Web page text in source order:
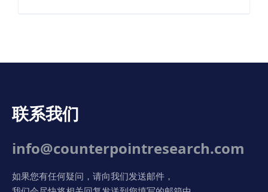
联系我们
info@counterpointresearch.com
如果您有任何疑问，请向我们发送邮件，